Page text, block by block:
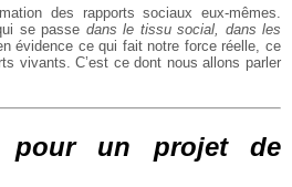
des rapports sociaux eux-mêmes.
se passe dans le tissu social, dans les
évidence ce qui fait notre force réelle, ce
vivants. C’est ce dont nous allons parler
pour un projet de